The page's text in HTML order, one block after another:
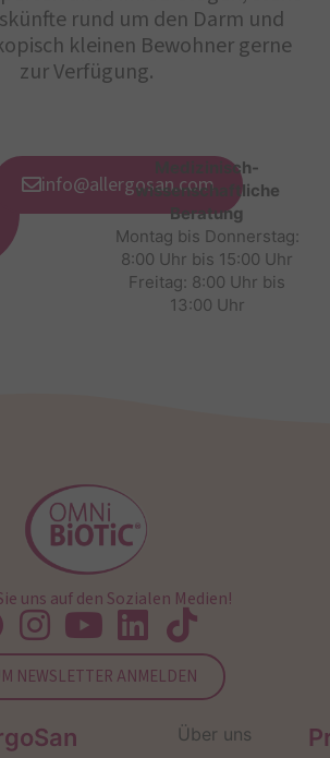
rund um den Darm und
kleinen Bewohner gerne
zur Verfügung.
info@allergosan.com
Medizinisch-
wissenschaftliche
Beratung
Montag bis Donnerstag:
8:00 Uhr bis 15:00 Uhr
Freitag: 8:00 Uhr bis
13:00 Uhr
uns auf den Sozialen Medien!
NEWSLETTER ANMELDEN
Über uns